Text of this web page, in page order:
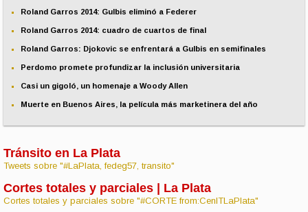
Roland Garros 2014: Gulbis eliminó a Federer
Roland Garros 2014: cuadro de cuartos de final
Roland Garros: Djokovic se enfrentará a Gulbis en semifinales
Perdomo promete profundizar la inclusión universitaria
Casi un gigoló, un homenaje a Woody Allen
Muerte en Buenos Aires, la película más marketinera del año
Tránsito en La Plata
Tweets sobre "#LaPlata, fedeg57, transito"
Cortes totales y parciales | La Plata
Cortes totales y parciales sobre "#CORTE from:CenITLaPlata"